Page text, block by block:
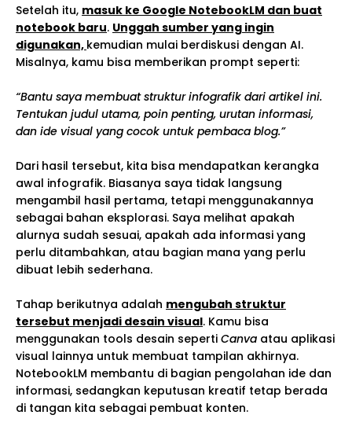
Setelah itu, masuk ke Google NotebookLM dan buat
notebook baru. Unggah sumber yang ingin
digunakan, kemudian mulai berdiskusi dengan AI.
Misalnya, kamu bisa memberikan prompt seperti:
“Bantu saya membuat struktur infografik dari artikel ini.
Tentukan judul utama, poin penting, urutan informasi,
dan ide visual yang cocok untuk pembaca blog.”
Dari hasil tersebut, kita bisa mendapatkan kerangka
awal infografik. Biasanya saya tidak langsung
mengambil hasil pertama, tetapi menggunakannya
sebagai bahan eksplorasi. Saya melihat apakah
alurnya sudah sesuai, apakah ada informasi yang
perlu ditambahkan, atau bagian mana yang perlu
dibuat lebih sederhana.
Tahap berikutnya adalah mengubah struktur
tersebut menjadi desain visual. Kamu bisa
menggunakan tools desain seperti Canva atau aplikasi
visual lainnya untuk membuat tampilan akhirnya.
NotebookLM membantu di bagian pengolahan ide dan
informasi, sedangkan keputusan kreatif tetap berada
di tangan kita sebagai pembuat konten.